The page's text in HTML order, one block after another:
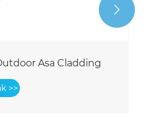
Cladding yang tahan
